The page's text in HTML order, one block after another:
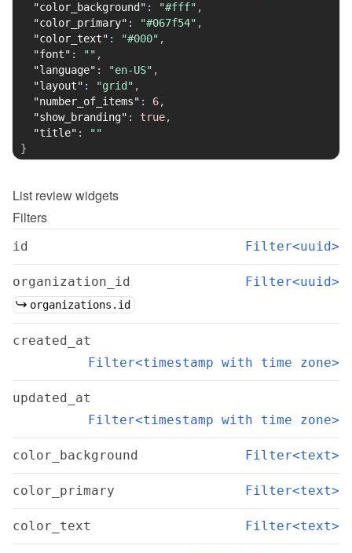
"color_background" : "#fff" ,
"color_primary" : "#067f54" ,
"color_text" : "#000" ,
"font" : "" ,
"language" : "en-US" ,
"layout" : "grid" ,
"number_of_items" : 6,
"show_branding" : true,
"title" :
""
}
List review widgets
Filters
id Filter<uuid>
organization_id Filter<uuid>
organizations.id
created_at
Filter<timestamp with time zone>
updated_at
Filter<timestamp with time zone>
color_background Filter<text>
color_primary Filter<text>
color_text Filter<text>